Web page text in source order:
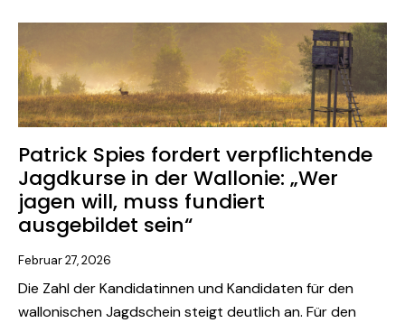
Patrick Spies fordert verpflichtende
Jagdkurse in der Wallonie: „Wer
jagen will, muss fundiert
ausgebildet sein“
Februar 27, 2026
Die Zahl der Kandidatinnen und Kandidaten für den
wallonischen Jagdschein steigt deutlich an. Für den